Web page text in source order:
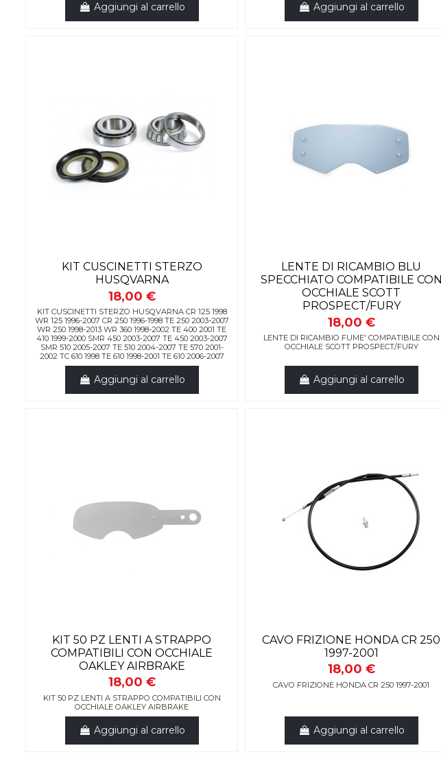
Aggiungi al carrello Aggiungi al carrello
KIT CUSCINETTI STERZO
HUSQVARNA
18,00 €
KIT CUSCINETTI STERZO HUSQVARNA CR 125 1998
WR 125 1996-2007 CR 250 1996-1998 TE 250 2003-2007
WR 250 1998-2013 WR 360 1998-2002 TE 400 2001 TE
410 1999-2000 SMR 450 2003-2007 TE 450 2003-2007
SMR 510 2005-2007 TE 510 2004-2007 TE 570 2001-
2002 TC 610 1998 TE 610 1998-2001 TE 610 2006-2007
Aggiungi al carrello
LENTE DI RICAMBIO BLU
SPECCHIATO COMPATIBILE CON
OCCHIALE SCOTT
PROSPECT/FURY
18,00 €
LENTE DI RICAMBIO FUME' COMPATIBILE CON
OCCHIALE SCOTT PROSPECT/FURY
Aggiungi al carrello
KIT 50 PZ LENTI A STRAPPO
COMPATIBILI CON OCCHIALE
OAKLEY AIRBRAKE
18,00 €
KIT 50 PZ LENTI A STRAPPO COMPATIBILI CON
OCCHIALE OAKLEY AIRBRAKE
Aggiungi al carrello
CAVO FRIZIONE HONDA CR 250
1997-2001
18,00 €
CAVO FRIZIONE HONDA CR 250 1997-2001
Aggiungi al carrello